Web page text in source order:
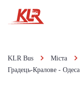
KLR Bus Міста
Градець-Кралове - Одеса